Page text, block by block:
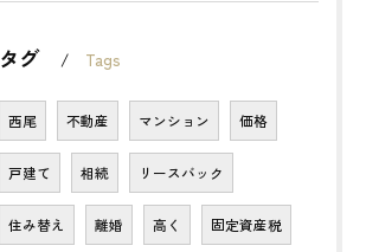
タグ Tags
西尾 不動産 マンション 価格
戸建て 相続 リースバック
住み替え 離婚 高く 固定資産税